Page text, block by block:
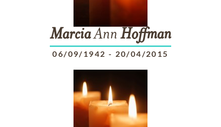
MarciaAnn Hoffman
06/09/1942 - 20/04/2015